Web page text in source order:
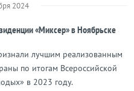
2024
«Миксер» в Ноябрьске
лучшим реализованным
по итогам Всероссийской
в 2023 году.